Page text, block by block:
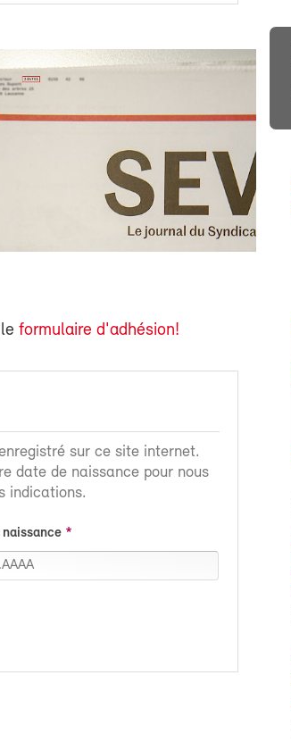
formulaire d'adhésion!
sur ce site internet.
date de naissance pour nous
indications.
naissance